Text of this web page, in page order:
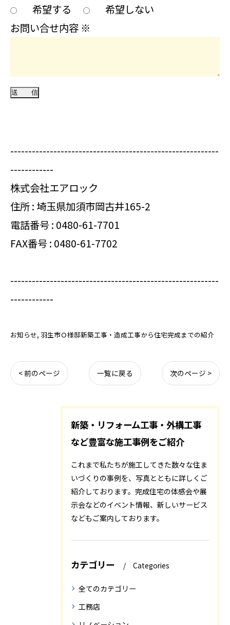
希望する
希望しない
お問い合せ内容 ※
----------------------------------------------------------
------------
株式会社エアロック
住所 : 埼玉県加須市岡古井165-2
電話番号 : 0480-61-7701
FAX番号 : 0480-61-7702
----------------------------------------------------------
------------
お知らせ 羽生市Ｏ様邸新築工事・造成工事から住宅完成までの紹介
< 前のページ 一覧に戻る 次のページ >
新築・リフォーム工事・外構工事
など豊富な施工事例をご紹介
これまで私たちが施工してきた数々な住ま
いづくりの事例を、写真とともに詳しくご
紹介しております。完成住宅の体感会や展
示会などのイベント情報、新しいサービス
などもご案内しております。
カテゴリー Categories
全てのカテゴリー
工務店